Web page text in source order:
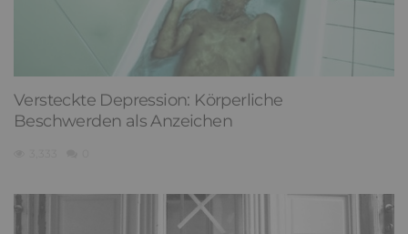
Versteckte Depression: Körperliche
Beschwerden als Anzeichen